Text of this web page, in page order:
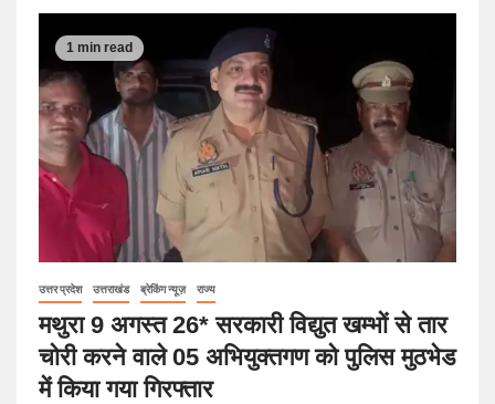
1 min read
उत्तर प्रदेश उत्तराखंड ब्रेकिंग न्यूज़ राज्य
मथुरा 9 अगस्त 26* सरकारी विद्युत खम्भों से तार
चोरी करने वाले 05 अभियुक्तगण को पुलिस मुठभेड
में किया गया गिरफ्तार